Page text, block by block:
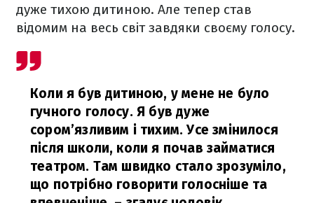
дуже тихою дитиною. Але тепер став
відомим на весь світ завдяки своєму голосу.
Коли я був дитиною, у мене не було
гучного голосу. Я був дуже
сором’язливим і тихим. Усе змінилося
після школи, коли я почав займатися
театром. Там швидко стало зрозуміло,
що потрібно говорити голосніше та